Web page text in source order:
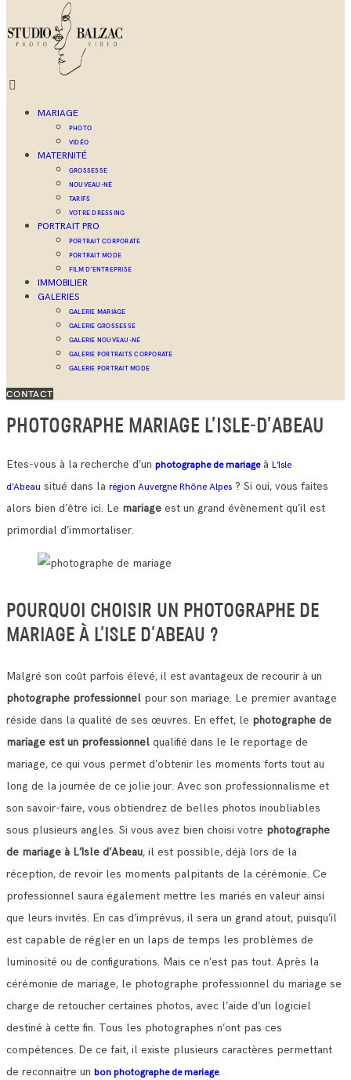
MARIAGE
PHOTO
VIDÉO
MATERNITÉ
GROSSESSE
NOUVEAU-NÉ
TARIFS
VOTRE DRESSING
PORTRAIT PRO
PORTRAIT CORPORATE
PORTRAIT MODE
FILM D’ENTREPRISE
IMMOBILIER
GALERIES
GALERIE MARIAGE
GALERIE GROSSESSE
GALERIE NOUVEAU-NÉ
GALERIE PORTRAITS CORPORATE
GALERIE PORTRAIT MODE
CONTACT
PHOTOGRAPHE MARIAGE L’ISLE-D’ABEAU
Etes-vous à la recherche d’un photographe de mariageà L’Isle
d’Abeau situé dans la région Auvergne Rhône Alpes ? Si oui, vous faites
alors bien d’être ici. Le mariage est un grand évènement qu’il est
primordial d’immortaliser.
POURQUOI CHOISIR UN PHOTOGRAPHE DE
MARIAGE À L’ISLE D’ABEAU ?
Malgré son coût parfois élevé, il est avantageux de recourir à un
photographe professionnel pour son mariage. Le premier avantage
réside dans la qualité de ses œuvres. En effet, le photographe de
mariage est un professionnel qualifié dans le le reportage de
mariage, ce qui vous permet d’obtenir les moments forts tout au
long de la journée de ce jolie jour. Avec son professionnalisme et
son savoir-faire, vous obtiendrez de belles photos inoubliables
sous plusieurs angles. Si vous avez bien choisi votre photographe
de mariage à L’Isle d’Abeau, il est possible, déjà lors de la
réception, de revoir les moments palpitants de la cérémonie. Ce
professionnel saura également mettre les mariés en valeur ainsi
que leurs invités. En cas d’imprévus, il sera un grand atout, puisqu’il
est capable de régler en un laps de temps les problèmes de
luminosité ou de configurations. Mais ce n’est pas tout. Après la
cérémonie de mariage, le photographe professionnel du mariage se
charge de retoucher certaines photos, avec l’aide d’un logiciel
destiné à cette fin. Tous les photographes n’ont pas ces
compétences. De ce fait, il existe plusieurs caractères permettant
de reconnaitre un bon photographe de mariage.